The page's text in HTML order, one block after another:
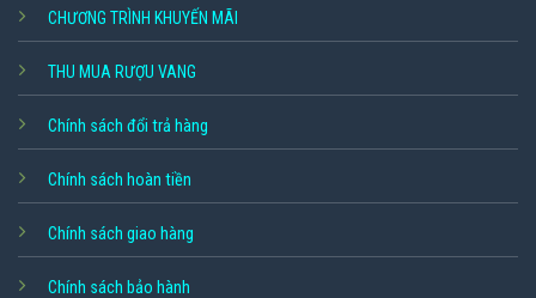
CHƯƠNG TRÌNH KHUYẾN MÃI
THU MUA RƯỢU VANG
Chính sách đổi trả hàng
Chính sách hoàn tiền
Chính sách giao hàng
Chính sách bảo hành